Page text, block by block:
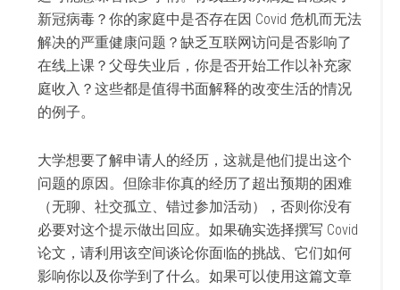
新冠病毒？你的家庭中是否存在因 Covid 危机而无法
解决的严重健康问题？缺乏互联网访问是否影响了
在线上课？父母失业后，你是否开始工作以补充家
庭收入？这些都是值得书面解释的改变生活的情况
的例子。
大学想要了解申请人的经历，这就是他们提出这个
问题的原因。但除非你真的经历了超出预期的困难
（无聊、社交孤立、错过参加活动），否则你没有
必要对这个提示做出回应。如果确实选择撰写 Covid
论文，请利用该空间谈论你面临的挑战、它们如何
影响你以及你学到了什么。如果可以使用这篇文章